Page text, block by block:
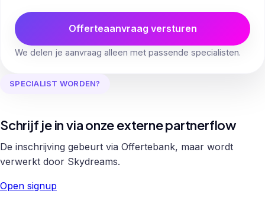
Offerteaanvraag versturen
We delen je aanvraag alleen met passende specialisten.
SPECIALIST WORDEN?
Schrijf je in via onze externe partnerflow
De inschrijving gebeurt via Offertebank, maar wordt
verwerkt door Skydreams.
Open signup